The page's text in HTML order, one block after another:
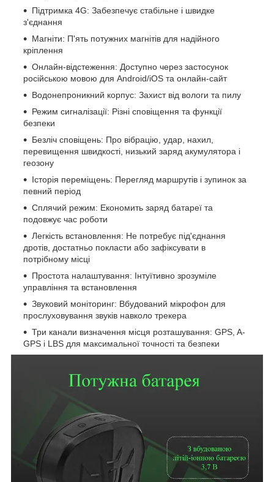
Підтримка 4G: Забезпечує стабільне і швидке
з'єднання
Магніти: П'ять потужних магнітів для надійного
кріплення
Онлайн-відстеження: Доступно через застосунок
російською мовою для Android/iOS та онлайн-сайт
Водонепроникний корпус: Захист від вологи та пилу
Режим сигналізації: Різні сповіщення та функції
безпеки
Безліч сповіщень: Про вібрацію, удар, нахил,
перевищення швидкості, низький заряд акумулятора і
геозону
Історія переміщень: Перегляд маршрутів і зупинок за
певний період
Сплячий режим: Економить заряд батареї та
подовжує час роботи
Легкість встановлення: Не потребує під'єднання
дротів, достатньо покласти або зафіксувати в
потрібному місці
Простота налаштування: Інтуїтивно зрозуміле
управління та встановлення
Звуковий моніторинг: Вбудований мікрофон для
прослуховування звуків навколо трекера
Три канали визначення місця розташування: GPS, A-
GPS і LBS для максимальної точності та безпеки